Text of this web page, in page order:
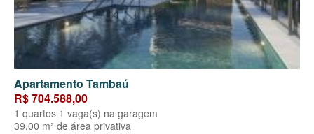
Apartamento Tambaú
R$ 704.588,00
1 quartos 1 vaga(s) na garagem
39.00 m² de área privativa